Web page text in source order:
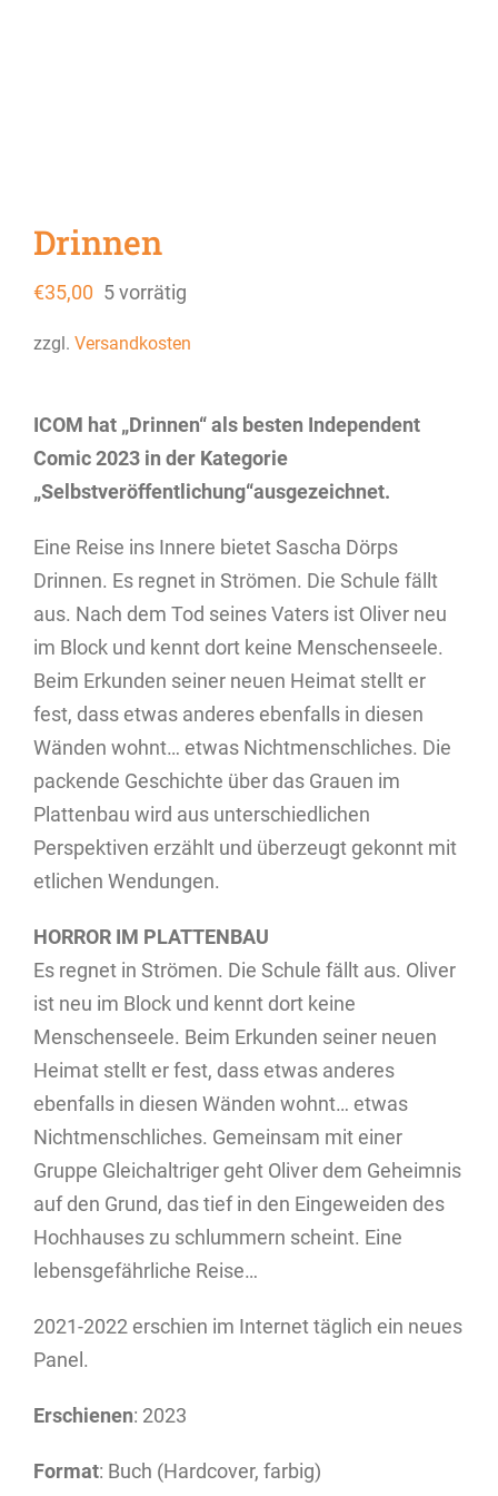
Drinnen
€35,00 5 vorrätig
zzgl. Versandkosten
ICOM hat „Drinnen“ als besten Independent
Comic 2023 in der Kategorie
„Selbstveröffentlichung“ausgezeichnet.
Eine Reise ins Innere bietet Sascha Dörps
Drinnen. Es regnet in Strömen. Die Schule fällt
aus. Nach dem Tod seines Vaters ist Oliver neu
im Block und kennt dort keine Menschenseele.
Beim Erkunden seiner neuen Heimat stellt er
fest, dass etwas anderes ebenfalls in diesen
Wänden wohnt… etwas Nichtmenschliches. Die
packende Geschichte über das Grauen im
Plattenbau wird aus unterschiedlichen
Perspektiven erzählt und überzeugt gekonnt mit
etlichen Wendungen.
HORROR IM PLATTENBAU
Es regnet in Strömen. Die Schule fällt aus. Oliver
ist neu im Block und kennt dort keine
Menschenseele. Beim Erkunden seiner neuen
Heimat stellt er fest, dass etwas anderes
ebenfalls in diesen Wänden wohnt… etwas
Nichtmenschliches. Gemeinsam mit einer
Gruppe Gleichaltriger geht Oliver dem Geheimnis
auf den Grund, das tief in den Eingeweiden des
Hochhauses zu schlummern scheint. Eine
lebensgefährliche Reise…
2021-2022 erschien im Internet täglich ein neues
Panel.
Erschienen: 2023
Format: Buch (Hardcover, farbig)